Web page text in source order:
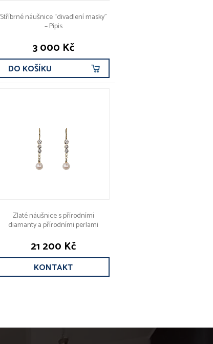
Stříbrné náušnice “divadlení masky”
– Pipis
3 000 Kč
DO KOŠÍKU
Zlaté náušnice s přírodními
diamanty a přírodními perlami
21 200 Kč
KONTAKT